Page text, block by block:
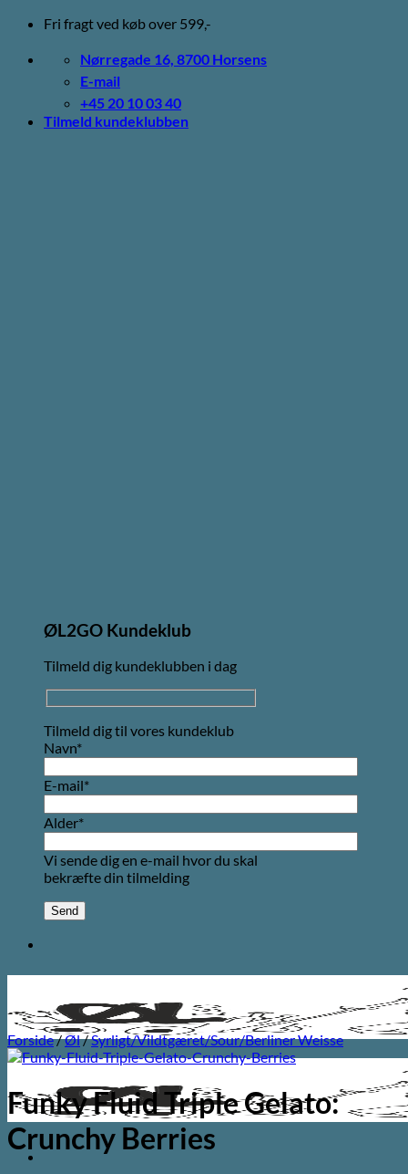
Fortsæt
indhold
Fri fragt ved køb over 599,-
Nørregade 16, 8700 Horsens
E-mail
+45 20 10 03 40
Tilmeld kundeklubben
ØL2GO Kundeklub
Tilmeld dig kundeklubben i dag
Tilmeld dig til vores kundeklub
Navn*
E-mail*
Alder*
Vi sende dig en e-mail hvor du skal
bekræfte din tilmelding
Forside/Øl/Syrligt/Vildtgæret/Sour/Berliner Weisse
Funky Fluid Triple Gelato:
Crunchy Berries